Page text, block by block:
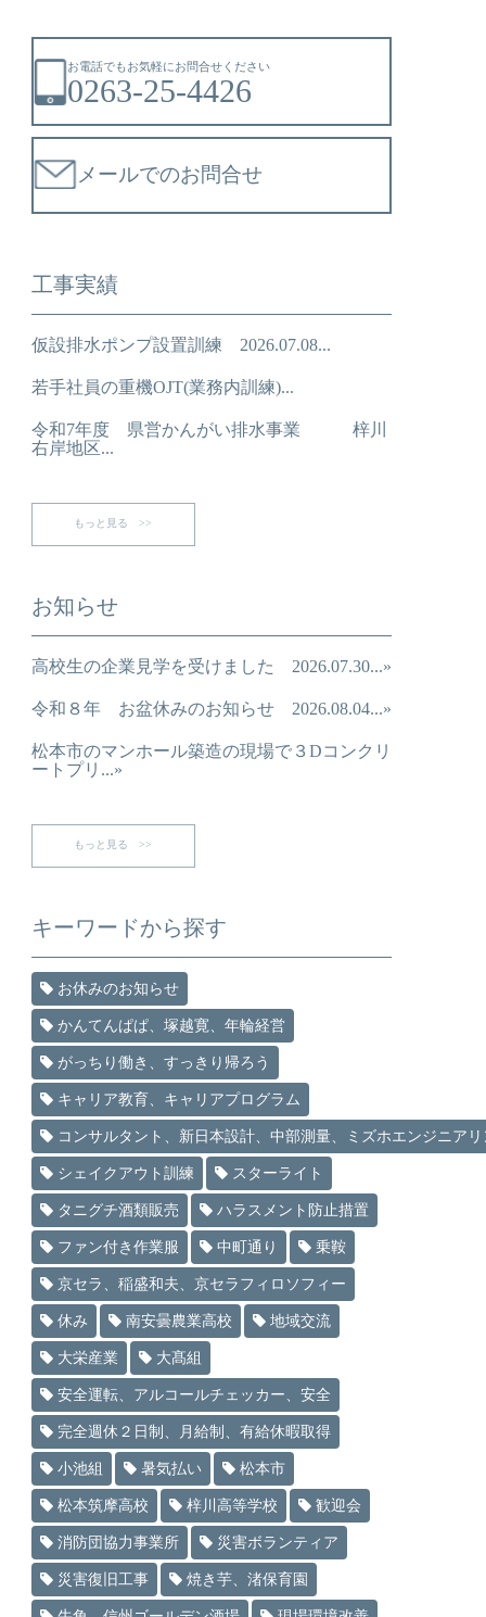
お電話でもお気軽にお問合せください
0263-25-4426
メールでのお問合せ
工事実績
仮設排水ポンプ設置訓練 2026.07.08...
若手社員の重機OJT(業務内訓練)...
令和7年度 県営かんがい排水事業 梓川
右岸地区...
もっと見る >>
お知らせ
高校生の企業見学を受けました 2026.07.30...»
令和８年 お盆休みのお知らせ 2026.08.04...»
松本市のマンホール築造の現場で３Dコンクリ
ートプリ...»
もっと見る >>
キーワードから探す
お休みのお知らせ
かんてんぱぱ、塚越寛、年輪経営
がっちり働き、すっきり帰ろう
キャリア教育、キャリアプログラム
コンサルタント、新日本設計、中部測量、ミズホエンジニアリ
シェイクアウト訓練 スターライト
タニグチ酒類販売 ハラスメント防止措置
ファン付き作業服 中町通り 乗鞍
京セラ、稲盛和夫、京セラフィロソフィー
休み 南安曇農業高校 地域交流
大栄産業 大髙組
安全運転、アルコールチェッカー、安全
完全週休２日制、月給制、有給休暇取得
小池組 暑気払い 松本市
松本筑摩高校 梓川高等学校 歓迎会
消防団協力事業所 災害ボランティア
災害復旧工事 焼き芋、渚保育園